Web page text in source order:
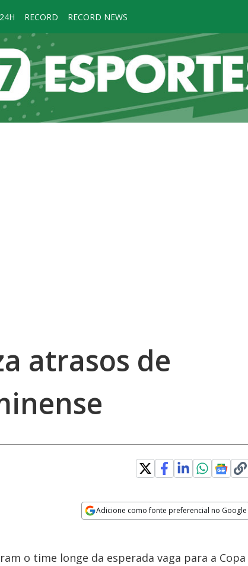
RECORD RECORD NEWS
atrasos de
Adicione como fonte preferencial no Google
o time longe da esperada vaga para a Copa